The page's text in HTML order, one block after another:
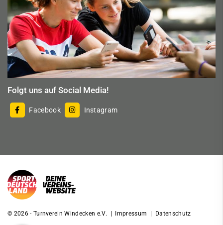
Folgt uns auf Social Media!
Facebook Instagram
© 2026 - Turnverein Windecken e.V. | Impressum | Datenschutz